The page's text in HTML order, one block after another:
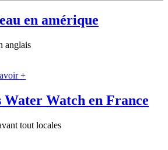
en amérique
anglais
+
Water Watch en France
tout locales